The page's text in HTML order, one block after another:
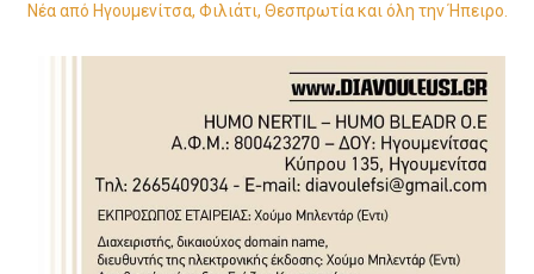
Νέα από Ηγουμενίτσα, Φιλιάτι, Θεσπρωτία και όλη την Ήπειρο.